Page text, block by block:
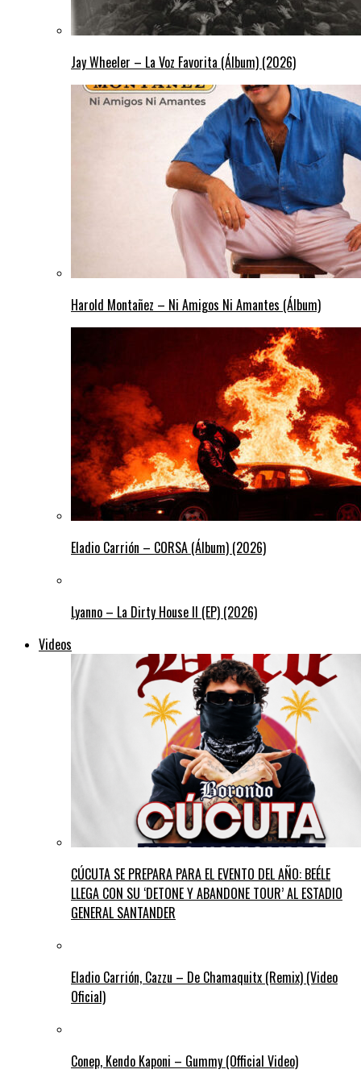
Jay Wheeler – La Voz Favorita (Álbum) (2026)
Harold Montañez – Ni Amigos Ni Amantes (Álbum)
Eladio Carrión – CORSA (Álbum) (2026)
Lyanno – La Dirty House ll (EP) (2026)
Videos
CÚCUTA SE PREPARA PARA EL EVENTO DEL AÑO: BEÉLE
LLEGA CON SU ‘DETONE Y ABANDONE TOUR’ AL ESTADIO
GENERAL SANTANDER
Eladio Carrión, Cazzu – De Chamaquitx (Remix) (Video
Oficial)
Conep, Kendo Kaponi – Gummy (Official Video)